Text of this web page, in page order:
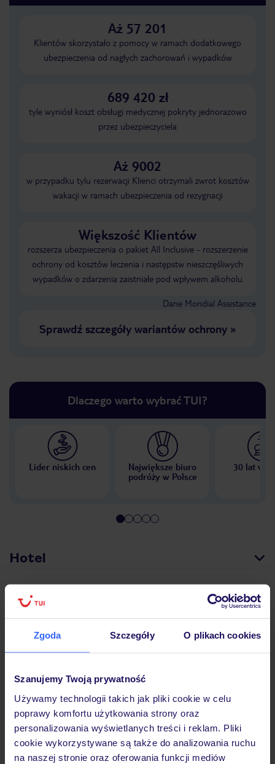
Zgoda Szczegóły O plikach cookies
Szanujemy Twoją prywatność
Używamy technologii takich jak pliki cookie w celu
poprawy komfortu użytkowania strony oraz
personalizowania wyświetlanych treści i reklam. Pliki
cookie wykorzystywane są także do analizowania ruchu
na naszej stronie oraz oferowania funkcji mediów
Aż 57 201
Klientów skorzystało z pomocy w ramach dodatkowego
ubezpieczenia od nagłych zachorowań i wypadków
689 420 zł
tyle wyniósł koszt obsługi medycznej pokryty jednorazowo
przez ubezpieczyciela
Aż 9002
w przypadku tylu rezerwacji Klienci otrzymali zwrot kosztów
wakacji w ramach ubezpieczenia od rezygnacji
Większość Klientów
rozszerza ubezpieczenia o pakiet All Inclusive - rozszerzenie
ochrony od kosztów leczenia i następstw nieszczęśliwych
wypadków o zdarzenia zaistniałe pod wpływem alkoholu
Dane Mondial Assistance
Sprawdź szczegóły wariantów ochrony»
Dlaczego warto wybrać TUI?
Lider niskich cen
Największe biuro
podróży w Polsce
30 lat w
Hotel
Pokoje
Wyżywienie
Atrakcje
Ważne informacje